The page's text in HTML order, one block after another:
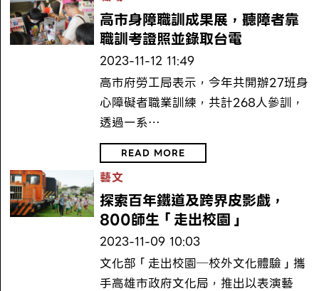
高市身障職訓成果展，聽障者靠
職訓考證照並錄取台電
2023-11-12 11:49
高市府勞工局表示，今年共開辦27班身
心障礙者職業訓練，共計268人參訓，
透過一系…
READ MORE
藝文
探索百年鐵道及跨界皮影戲，
800師生「走出校園」
2023-11-09 10:03
文化部「走出校園─校外文化體驗」攜
手高雄市政府文化局，推出以表演藝